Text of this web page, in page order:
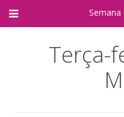
Semana
Terça-